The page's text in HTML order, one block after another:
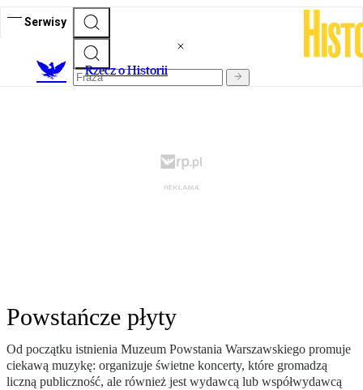
Serwisy
Rzecz o Historii
Powstańcze płyty
Od początku istnienia Muzeum Powstania Warszawskiego promuje
ciekawą muzykę: organizuje świetne koncerty, które gromadzą
liczną publiczność, ale również jest wydawcą lub współwydawcą